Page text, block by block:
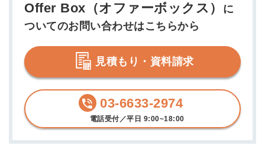
Offer Box（オファーボックス）
に
ついてのお問い合わせはこちらから
見積もり・資料請求
03-6633-2974
電話受付／平日 9:00~18:00